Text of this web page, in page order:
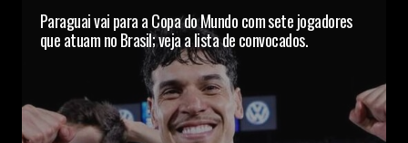
Paraguai vai para a Copa do Mundo com sete jogadores
que atuam no Brasil; veja a lista de convocados.